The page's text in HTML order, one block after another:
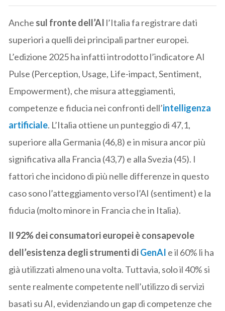
Anche sul fronte dell’AI l’Italia fa registrare dati
superiori a quelli dei principali partner europei.
L’edizione 2025 ha infatti introdotto l’indicatore AI
Pulse (Perception, Usage, Life-impact, Sentiment,
Empowerment), che misura atteggiamenti,
competenze e fiducia nei confronti dell’intelligenza
artificiale. L’Italia ottiene un punteggio di 47,1,
superiore alla Germania (46,8) e in misura ancor più
significativa alla Francia (43,7) e alla Svezia (45). I
fattori che incidono di più nelle differenze in questo
caso sono l’atteggiamento verso l’AI (sentiment) e la
fiducia (molto minore in Francia che in Italia).
Il 92% dei consumatori europei è consapevole
dell’esistenza degli strumenti diGenAI e il 60% li ha
già utilizzati almeno una volta. Tuttavia, solo il 40% si
sente realmente competente nell’utilizzo di servizi
basati su AI, evidenziando un gap di competenze che